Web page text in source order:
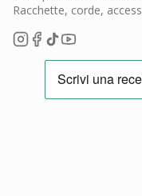
Racchette, corde,